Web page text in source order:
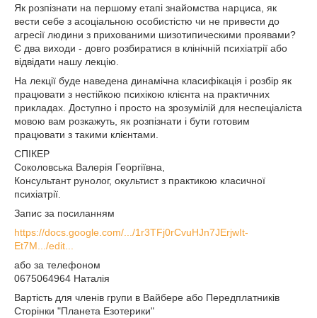
Як розпізнати на першому етапі знайомства нарциса, як
вести себе з асоціальною особистістю чи не привести до
агресії людини з прихованими шизотипическими проявами?
Є два виходи - довго розбиратися в клінічній психіатрії або
відвідати нашу лекцію.
На лекції буде наведена динамічна класифікація і розбір як
працювати з нестійкою психікою клієнта на практичних
прикладах. Доступно і просто на зрозумілій для неспеціаліста
мовою вам розкажуть, як розпізнати і бути готовим
працювати з такими клієнтами.
СПІКЕР
Соколовська Валерія Георгіївна,
Консультант рунолог, окультист з практикою класичної
психіатрії.
Запис за посиланням
https://docs.google.com/.../1r3TFj0rCvuHJn7JErjwIt-
Et7M.../edit...
або за телефоном
0675064964 Наталія
Вартість для членів групи в Вайбере або Передплатників
Сторінки "Планета Езотерики"